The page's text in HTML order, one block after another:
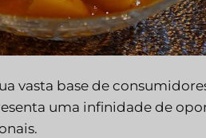
vasta base de
uma infinidade de